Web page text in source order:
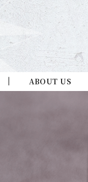
ABOUT US